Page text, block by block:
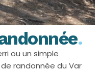
.
ou un simple
randonnée du Var